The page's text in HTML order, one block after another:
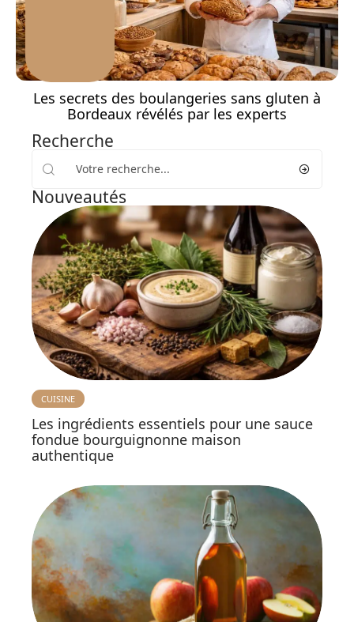
Les secrets des boulangeries sans gluten à
Bordeaux révélés par les experts
Recherche
Nouveautés
CUISINE
Les ingrédients essentiels pour une sauce
fondue bourguignonne maison
authentique